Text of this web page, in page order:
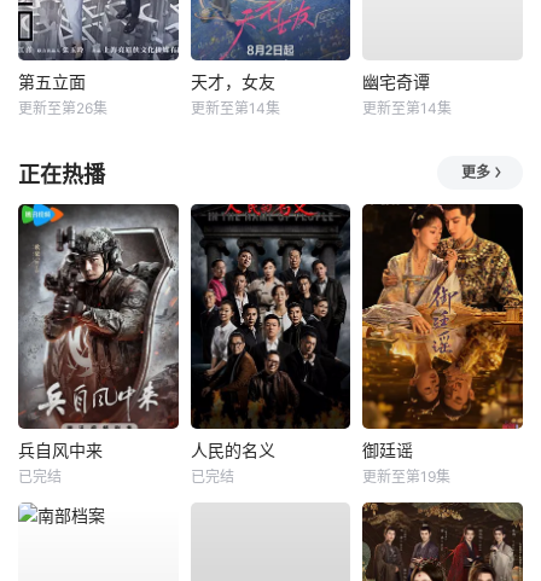
第五立面
更新至第26集
天才，女友
更新至第14集
幽宅奇谭
更新至第14集
正在热播 更多
兵自风中来
已完结
人民的名义
已完结
御廷谣
更新至第19集